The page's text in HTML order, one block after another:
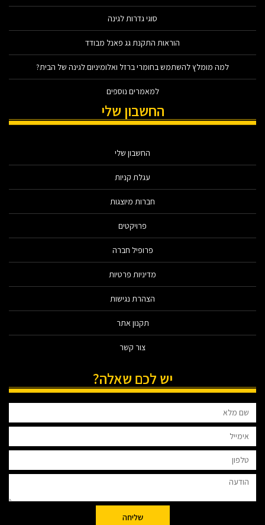
סוגי גדרות לגינה
הוראות התקנת גג פאנל מבודד
למה מומלץ להשתמש בחומרי ברזל ואלומיניום לגינה של הבית?
למאמרים נוספים
החשבון שלי
החשבון שלי
עגלת קניות
חברות מיוצגות
פרויקטים
פרופיל חברה
מדיניות פרטיות
הצהרת נגישות
תקנון אתר
צור קשר
יש לכם שאלה?
שליחה